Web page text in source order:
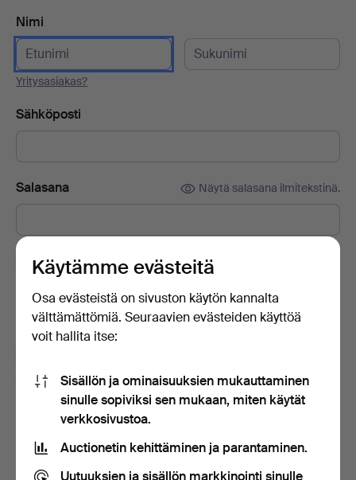
Nimi
Yritysasiakas?
Sähköposti
Salasana Näytä salasana ilmitekstinä.
Tilaa Auctionet -sivuston uutiskirje.
esineitä ja inspiraatiota. Jos muutat mielesi, voit helposti
lopettaa tilauksen.
myyntiehdot
sekä vahvistan lukeneeni
tietosuojakäytännön .
Luo tili
Käytämme evästeitä
Osa evästeistä on sivuston käytön kannalta
välttämättömiä. Seuraavien evästeiden käyttöä
voit hallita itse:
Sisällön ja ominaisuuksien mukauttaminen
sinulle sopiviksi sen mukaan, miten käytät
verkkosivustoa.
Auctionetin kehittäminen ja parantaminen.
Uutuuksien ja sisällön markkinointi sinulle